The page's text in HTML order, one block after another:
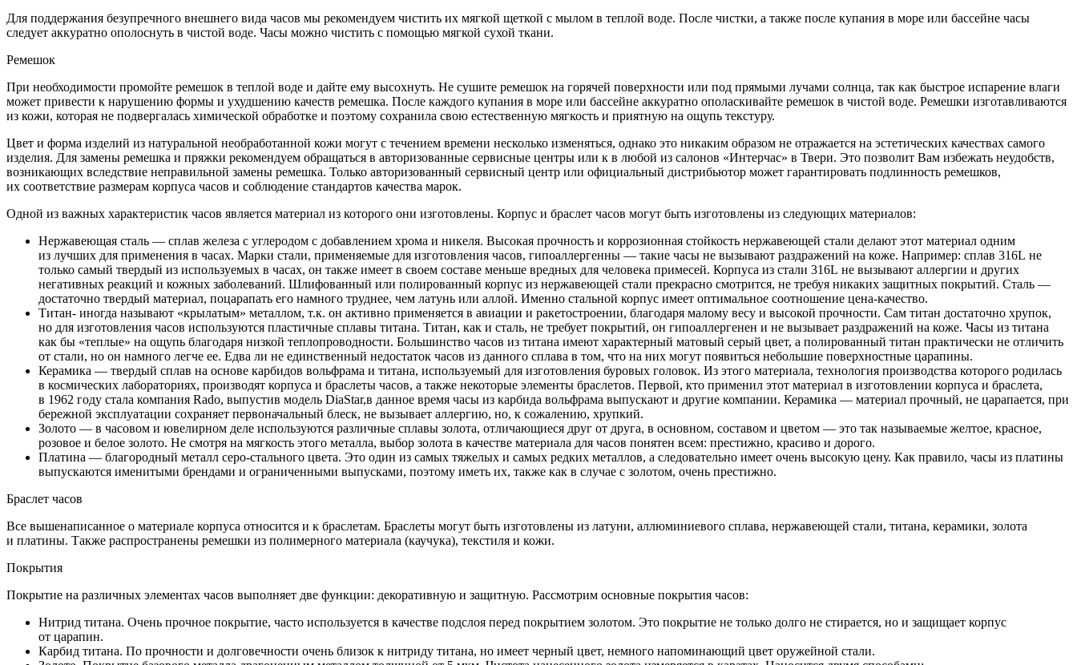
Для поддержания безупречного внешнего вида часов мы рекомендуем чистить их мягкой щеткой с мылом в теплой воде. После чистки, а также после купания в море или бассейне часы
следует аккуратно ополоснуть в чистой воде. Часы можно чистить с помощью мягкой сухой ткани.
Ремешок
При необходимости промойте ремешок в теплой воде и дайте ему высохнуть. Не сушите ремешок на горячей поверхности или под прямыми лучами солнца, так как быстрое испарение влаги
может привести к нарушению формы и ухудшению качеств ремешка. После каждого купания в море или бассейне аккуратно ополаскивайте ремешок в чистой воде. Ремешки изготавливаются
из кожи, которая не подвергалась химической обработке и поэтому сохранила свою естественную мягкость и приятную на ощупь текстуру.
Цвет и форма изделий из натуральной необработанной кожи могут с течением времени несколько изменяться, однако это никаким образом не отражается на эстетических качествах самого
изделия. Для замены ремешка и пряжки рекомендуем обращаться в авторизованные сервисные центры или к в любой из салонов «Интерчас» в Твери. Это позволит Вам избежать неудобств,
возникающих вследствие неправильной замены ремешка. Только авторизованный сервисный центр или официальный дистрибьютор может гарантировать подлинность ремешков,
их соответствие размерам корпуса часов и соблюдение стандартов качества марок.
Одной из важных характеристик часов является материал из которого они изготовлены. Корпус и браслет часов могут быть изготовлены из следующих материалов:
Нержавеющая сталь — сплав железа с углеродом с добавлением хрома и никеля. Высокая прочность и коррозионная стойкость нержавеющей стали делают этот материал одним
из лучших для применения в часах. Марки стали, применяемые для изготовления часов, гипоаллергенны — такие часы не вызывают раздражений на коже. Например: сплав 316L не
только самый твердый из используемых в часах, он также имеет в своем составе меньше вредных для человека примесей. Корпуса из стали 316L не вызывают аллергии и других
негативных реакций и кожных заболеваний. Шлифованный или полированный корпус из нержавеющей стали прекрасно смотрится, не требуя никаких защитных покрытий. Сталь —
достаточно твердый материал, поцарапать его намного труднее, чем латунь или аллой. Именно стальной корпус имеет оптимальное соотношение цена-качество.
Титан- иногда называют «крылатым» металлом, т.к. он активно применяется в авиации и ракетостроении, благодаря малому весу и высокой прочности. Сам титан достаточно хрупок,
но для изготовления часов используются пластичные сплавы титана. Титан, как и сталь, не требует покрытий, он гипоаллергенен и не вызывает раздражений на коже. Часы из титана
как бы «теплые» на ощупь благодаря низкой теплопроводности. Большинство часов из титана имеют характерный матовый серый цвет, а полированный титан практически не отличить
от стали, но он намного легче ее. Едва ли не единственный недостаток часов из данного сплава в том, что на них могут появиться небольшие поверхностные царапины.
Керамика — твердый сплав на основе карбидов вольфрама и титана, используемый для изготовления буровых головок. Из этого материала, технология производства которого родилась
в космических лабораториях, производят корпуса и браслеты часов, а также некоторые элементы браслетов. Первой, кто применил этот материал в изготовлении корпуса и браслета,
в 1962 году стала компания Rado, выпустив модель DiaStar,в данное время часы из карбида вольфрама выпускают и другие компании. Керамика — материал прочный, не царапается, при
бережной эксплуатации сохраняет первоначальный блеск, не вызывает аллергию, но, к сожалению, хрупкий.
Золото — в часовом и ювелирном деле используются различные сплавы золота, отличающиеся друг от друга, в основном, составом и цветом — это так называемые желтое, красное,
розовое и белое золото. Не смотря на мягкость этого металла, выбор золота в качестве материала для часов понятен всем: престижно, красиво и дорого.
Платина — благородный металл серо-стального цвета. Это один из самых тяжелых и самых редких металлов, а следовательно имеет очень высокую цену. Как правило, часы из платины
выпускаются именитыми брендами и ограниченными выпусками, поэтому иметь их, также как в случае с золотом, очень престижно.
Браслет часов
Все вышенаписанное о материале корпуса относится и к браслетам. Браслеты могут быть изготовлены из латуни, аллюминиевого сплава, нержавеющей стали, титана, керамики, золота
и платины. Также распространены ремешки из полимерного материала (каучука), текстиля и кожи.
Покрытия
Покрытие на различных элементах часов выполняет две функции: декоративную и защитную. Рассмотрим основные покрытия часов:
Нитрид титана. Очень прочное покрытие, часто используется в качестве подслоя перед покрытием золотом. Это покрытие не только долго не стирается, но и защищает корпус
от царапин.
Карбид титана. По прочности и долговечности очень близок к нитриду титана, но имеет черный цвет, немного напоминающий цвет оружейной стали.